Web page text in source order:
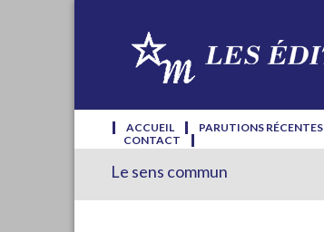
ACCUEIL PARUTIONS RÉCENTES
CONTACT
Le sens commun